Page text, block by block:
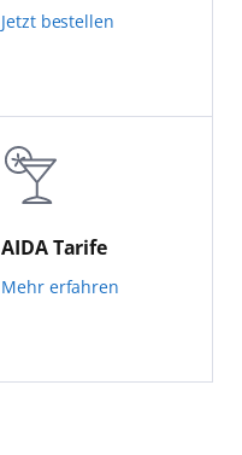
Jetzt bestellen
Mehr erfahren
AIDA Tarife